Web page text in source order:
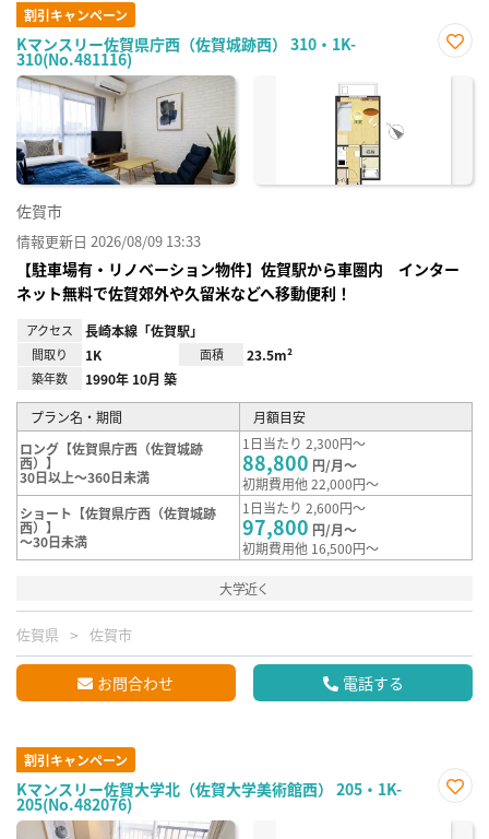
割引キャンペーン
Kマンスリー佐賀県庁西（佐賀城跡西） 310・1K-
310(No.481116)
に入
佐賀市
情報更新日 2026/08/09 13:33
【駐車場有・リノベーション物件】佐賀駅から車圏内 インター
ネット無料で佐賀郊外や久留米などへ移動便利！
アクセス 長崎本線「佐賀駅」
間取り 1K 面積 23.5m²
築年数 1990年 10月 築
プラン名・期間
月額目安
ロング【佐賀県庁西（佐賀城跡
西）】
30日以上～360日未満
1日当たり 2,300円～
88,800 円/月～
初期費用他 22,000円～
ショート【佐賀県庁西（佐賀城跡
西）】
～30日未満
1日当たり 2,600円～
97,800 円/月～
初期費用他 16,500円～
大学近く
佐賀県 佐賀市
お問合わせ 電話する
割引キャンペーン
Kマンスリー佐賀大学北（佐賀大学美術館西） 205・1K-
205(No.482076)
に入